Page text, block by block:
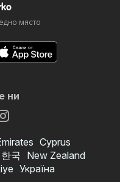
място
ни
Cyprus
한국 New Zealand
Україна